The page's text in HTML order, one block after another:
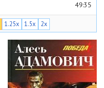
49:35
1.25x 1.5x 2x